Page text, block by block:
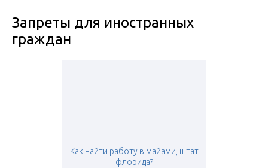
Запреты для иностранных
граждан
Как найти работу в майами, штат
флорида?